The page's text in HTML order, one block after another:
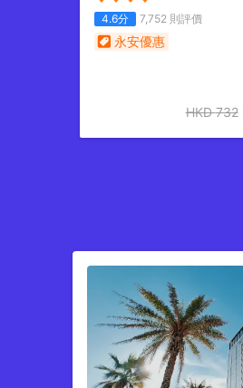
4.6分 7,752 則評價
永安優惠
HKD732